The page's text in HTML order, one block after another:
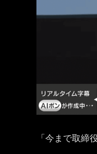
「今まで取締